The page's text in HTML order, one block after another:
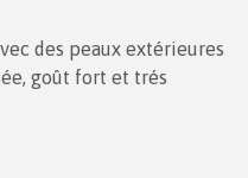
des peaux extérieures
goût fort et trés